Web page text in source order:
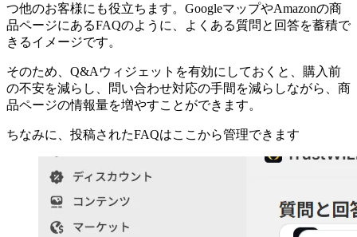
つ他のお客様にも役立ちます。GoogleマップやAmazonの商
品ページにあるFAQのように、よくある質問と回答を蓄積で
きるイメージです。
そのため、Q&Aウィジェットを有効にしておくと、購入前
の不安を減らし、問い合わせ対応の手間を減らしながら、商
品ページの情報量を増やすことができます。
ちなみに、投稿されたFAQはここから管理できます